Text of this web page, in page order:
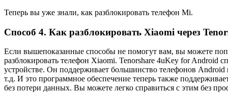
Теперь вы уже знали, как разблокировать телефон Mi.
Способ 4. Как разблокировать Xiaomi через
Если вышепоказанные способы не помогут вам, вы можете
разблокировать телефон Xiaomi. Tenorshare 4uKey for
устройстве. Он поддерживает большинство телефонов
т.д. И это программное обеспечение теперь также
без потери данных. Вы можете легко справиться с этим без